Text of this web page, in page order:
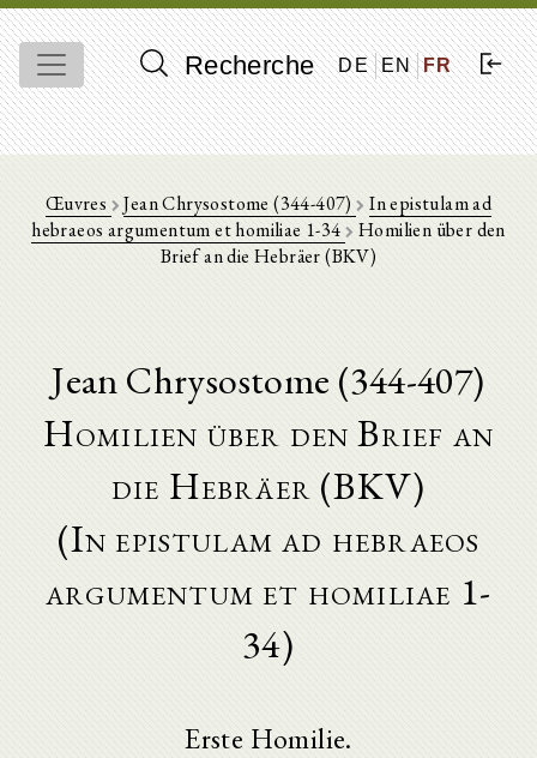
Recherche DE EN FR
Œuvres Jean Chrysostome (344-407) In epistulam ad
hebraeos argumentum et homiliae 1-34 Homilien über den
Brief an die Hebräer (BKV)
Jean Chrysostome (344-407)
Homilien über den Brief an
die Hebräer (BKV)
(In epistulam ad hebraeos
argumentum et homiliae 1-
34)
Erste Homilie.